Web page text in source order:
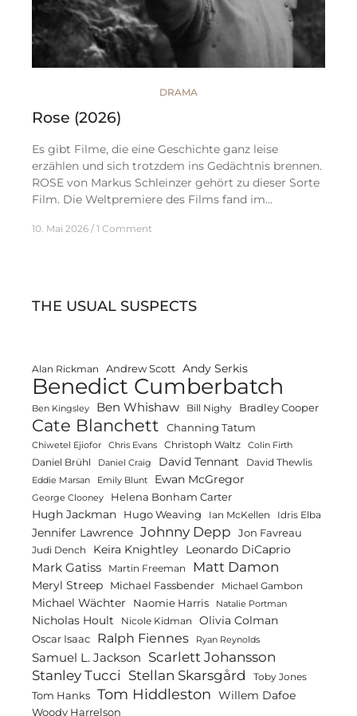
DRAMA
Rose (2026)
Es gibt Filme, die eine Geschichte ganz leise
erzählen und sich trotzdem ins Gedächtnis brennen.
ROSE von Markus Schleinzer gehört zu dieser Sorte
Film. Die Weltpremiere des Films fand im…
10. Mai 2026 1 Comment
THE USUAL SUSPECTS
Alan Rickman Andrew Scott Andy Serkis
Benedict Cumberbatch
Ben Kingsley Ben Whishaw Bill Nighy Bradley Cooper
Cate Blanchett Channing Tatum
Chiwetel Ejiofor Chris Evans Christoph Waltz Colin Firth
Daniel Brühl Daniel Craig David Tennant David Thewlis
Eddie Marsan Emily Blunt Ewan McGregor
George Clooney Helena Bonham Carter
Hugh Jackman Hugo Weaving Ian McKellen Idris Elba
Jennifer Lawrence Johnny Depp Jon Favreau
Judi Dench Keira Knightley Leonardo DiCaprio
Mark Gatiss Martin Freeman Matt Damon
Meryl Streep Michael Fassbender Michael Gambon
Michael Wächter Naomie Harris Natalie Portman
Nicholas Hoult Nicole Kidman Olivia Colman
Oscar Isaac Ralph Fiennes Ryan Reynolds
Samuel L. Jackson Scarlett Johansson
Stanley Tucci Stellan Skarsgård Toby Jones
Tom Hanks Tom Hiddleston Willem Dafoe
Woody Harrelson